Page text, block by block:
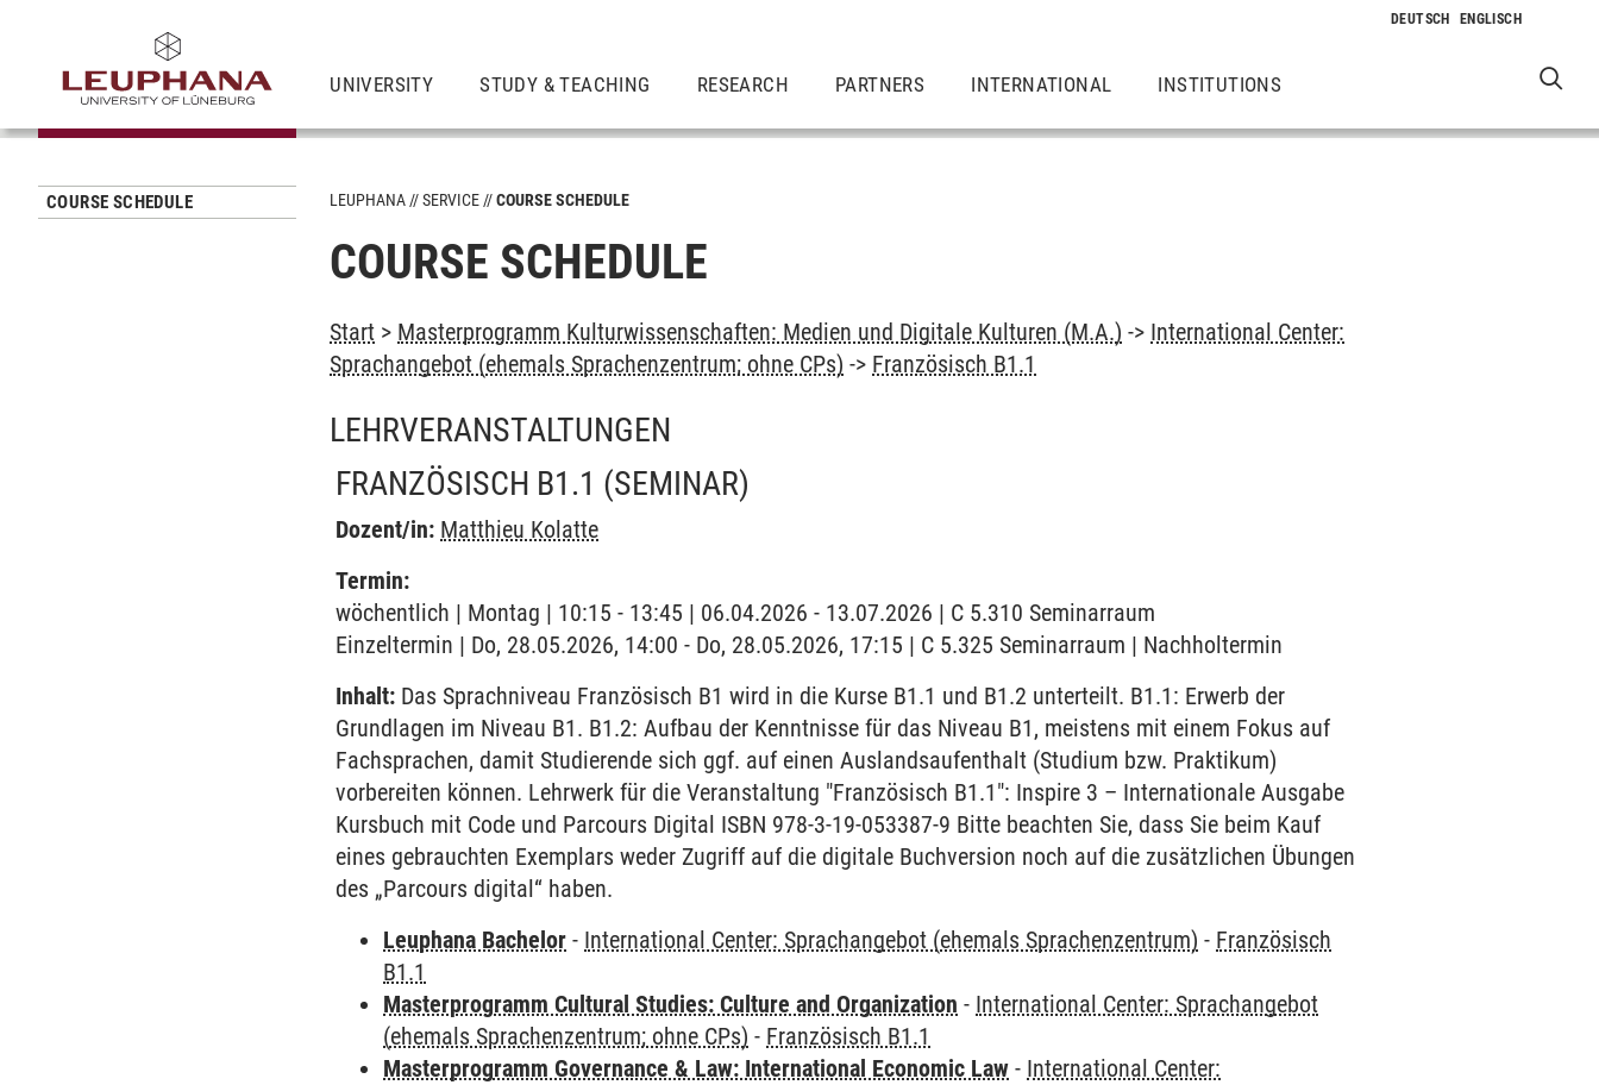
UNIVERSITY STUDY & TEACHING RESEARCH PARTNERS INTERNATIONAL INSTITUTIONS
COURSE SCHEDULE LEUPHANA SERVICE COURSE SCHEDULE
COURSE SCHEDULE
Start > Masterprogramm Kulturwissenschaften: Medien und Digitale Kulturen (M.A.) -> International Center:
Sprachangebot (ehemals Sprachenzentrum; ohne CPs) -> Französisch B1.1
LEHRVERANSTALTUNGEN
FRANZÖSISCH B1.1 (SEMINAR)
Dozent/in: Matthieu Kolatte
Termin:
wöchentlich | Montag | 10:15 - 13:45 | 06.04.2026 - 13.07.2026 | C 5.310 Seminarraum
Einzeltermin | Do, 28.05.2026, 14:00 - Do, 28.05.2026, 17:15 | C 5.325 Seminarraum | Nachholtermin
Inhalt: Das Sprachniveau Französisch B1 wird in die Kurse B1.1 und B1.2 unterteilt. B1.1: Erwerb der
Grundlagen im Niveau B1. B1.2: Aufbau der Kenntnisse für das Niveau B1, meistens mit einem Fokus auf
Fachsprachen, damit Studierende sich ggf. auf einen Auslandsaufenthalt (Studium bzw. Praktikum)
vorbereiten können. Lehrwerk für die Veranstaltung "Französisch B1.1": Inspire 3 – Internationale Ausgabe
Kursbuch mit Code und Parcours Digital ISBN 978-3-19-053387-9 Bitte beachten Sie, dass Sie beim Kauf
eines gebrauchten Exemplars weder Zugriff auf die digitale Buchversion noch auf die zusätzlichen Übungen
des „Parcours digital“ haben.
Leuphana Bachelor - International Center: Sprachangebot (ehemals Sprachenzentrum) - Französisch
B1.1
Masterprogramm Cultural Studies: Culture and Organization - International Center: Sprachangebot
(ehemals Sprachenzentrum; ohne CPs) - Französisch B1.1
Masterprogramm Governance & Law: International Economic Law - International Center: